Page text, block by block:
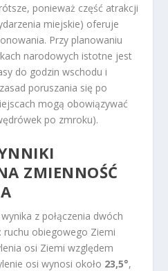
ponieważ część atrakcji
miejskie) oferuje
Przy planowaniu
narodowych istotne jest
do godzin wschodu i
poruszania się po
mogą obowiązywać
po zmroku).
ZMIENNOŚĆ
z połączenia dwóch
ruchu obiegowego Ziemi
osi Ziemi względem
osi wynosi około 23,5°,